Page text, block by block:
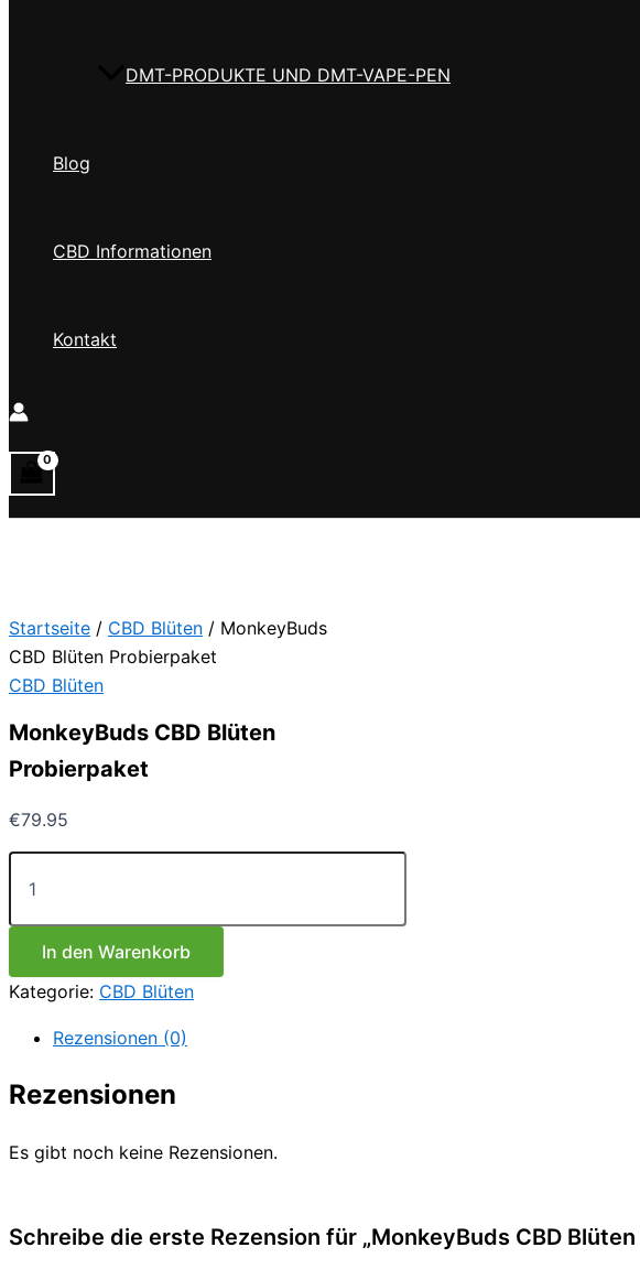
DMT-PRODUKTE UND DMT-VAPE-PEN
Blog
CBD Informationen
Kontakt
Startseite / CBD Blüten / MonkeyBuds
CBD Blüten Probierpaket
CBD Blüten
MonkeyBuds CBD Blüten
Probierpaket
€79.95
MonkeyBuds
CBD
Probierpaket
MengeIn den Warenkorb
Kategorie: CBD Blüten
Rezensionen (0)
Rezensionen
Es gibt noch keine Rezensionen.
Schreibe die erste Rezension für „MonkeyBuds CBD